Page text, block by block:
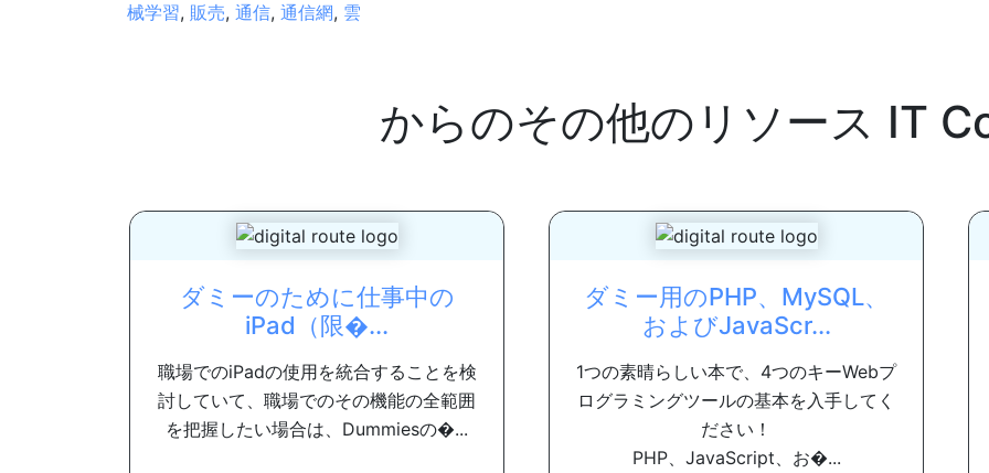
械学習, 販売, 通信, 通信網, 雲
からのその他のリソース IT
ダミーのために仕事中の
iPad（限�...
職場でのiPadの使用を統合することを検
討していて、職場でのその機能の全範囲
を把握したい場合は、Dummiesの�...
ダミー用のPHP、MySQL、
およびJavaScr...
1つの素晴らしい本で、4つのキーWebプ
ログラミングツールの基本を入手してく
ださい！
PHP、JavaScript、お�...